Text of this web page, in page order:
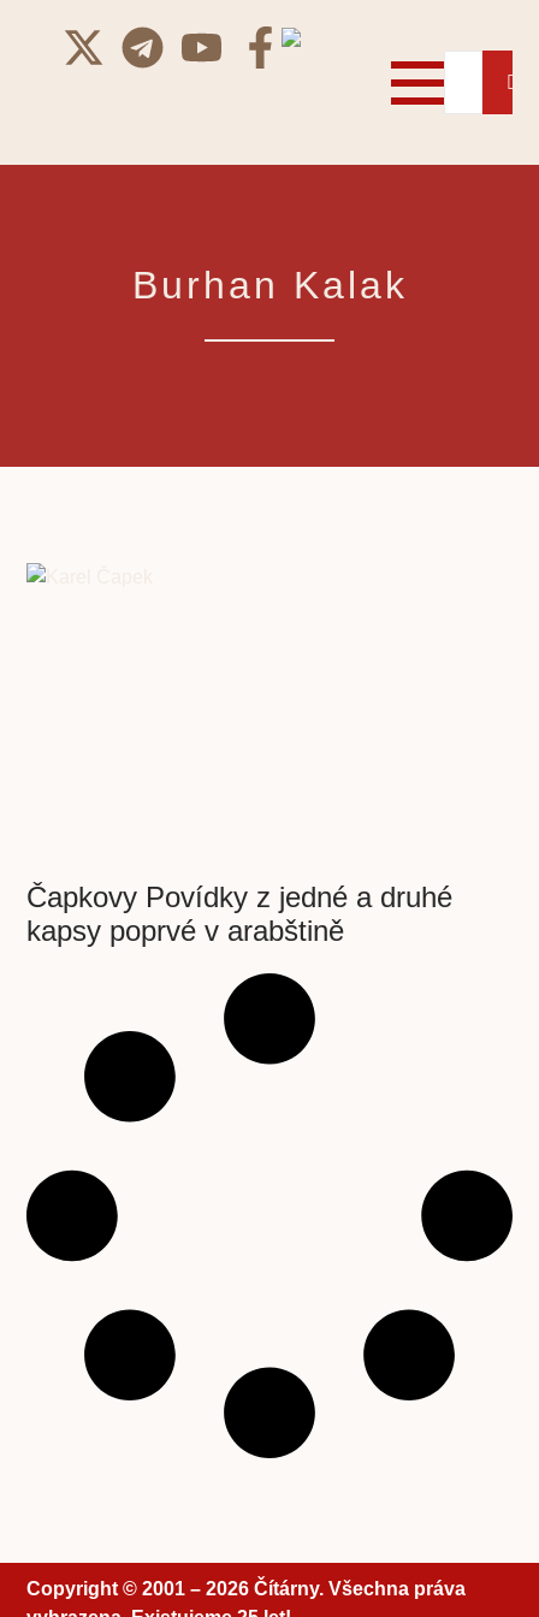
Burhan Kalak
Čapkovy Povídky z jedné a druhé
kapsy poprvé v arabštině
Copyright © 2001 – 2026 Čítárny. Všechna práva